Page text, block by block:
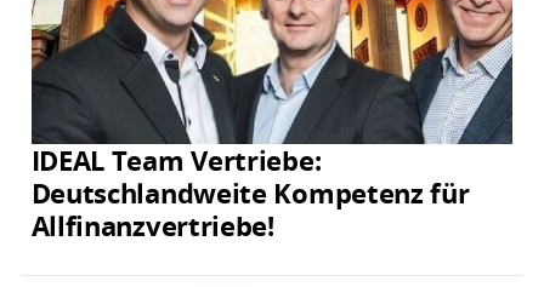
IDEAL Team Vertriebe:
Deutschlandweite Kompetenz für
Allfinanzvertriebe!